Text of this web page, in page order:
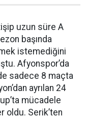
uzun süre A
başında
istemediğini
Afyonspor’da
sadece 8 maçta
ayrılan 24
mücadele
oldu. Serik’ten